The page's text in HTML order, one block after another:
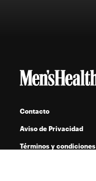
Contacto
Aviso de Privacidad
Términos y condiciones